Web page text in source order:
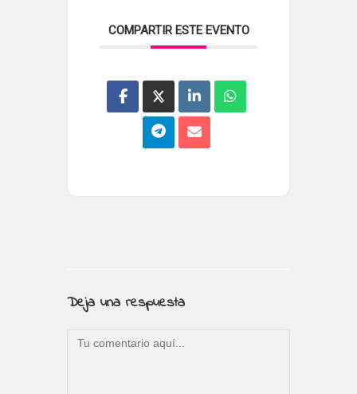
COMPARTIR ESTE EVENTO
Deja una respuesta
Comentario